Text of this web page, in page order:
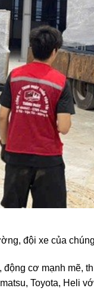
đội xe của
động cơ mạnh mẽ,
Toyota, Heli